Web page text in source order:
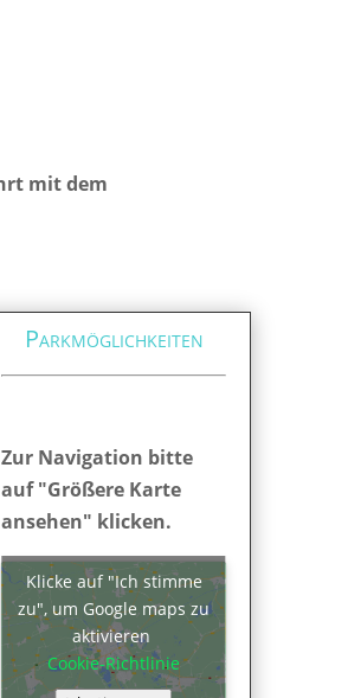
mit dem
Parkmöglichkeiten
Zur Navigation bitte
auf "Größere Karte
ansehen" klicken.
Klicke auf "Ich stimme
zu", um Google maps zu
aktivieren
Cookie-Richtlinie